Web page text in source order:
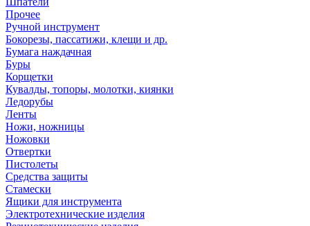
Прочее
Ручной инструмент
Бокорезы, пассатижи, клещи и др.
Бумага наждачная
Буры
Корщетки
Кувалды, топоры, молотки, киянки
Ледорубы
Ленты
Ножи, ножницы
Ножовки
Отвертки
Пистолеты
Средства защиты
Стамески
Ящики для инструмента
Электротехнические изделия